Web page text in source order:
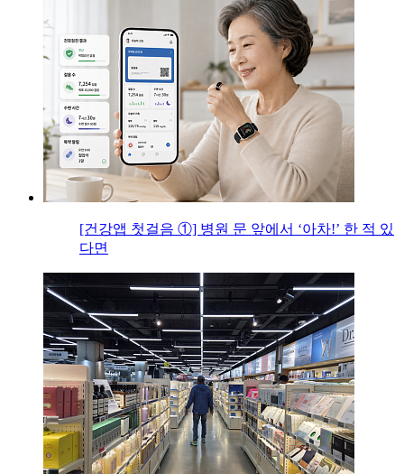
[건강앱 첫걸음 ①] 병원 문 앞에서 ‘아차!’ 한 적 있
다면